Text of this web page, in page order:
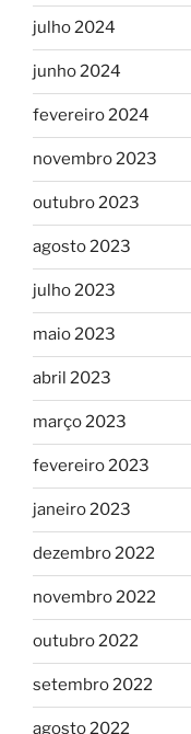
julho 2024
junho 2024
fevereiro 2024
novembro 2023
outubro 2023
agosto 2023
julho 2023
maio 2023
abril 2023
março 2023
fevereiro 2023
janeiro 2023
dezembro 2022
novembro 2022
outubro 2022
setembro 2022
agosto 2022